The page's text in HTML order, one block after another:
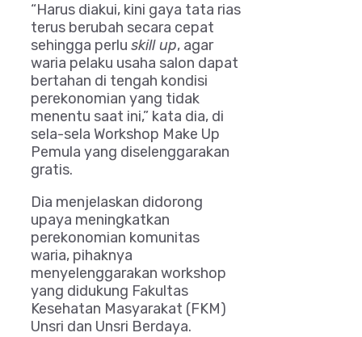
“Harus diakui, kini gaya tata rias
terus berubah secara cepat
sehingga perlu skill up, agar
waria pelaku usaha salon dapat
bertahan di tengah kondisi
perekonomian yang tidak
menentu saat ini,” kata dia, di
sela-sela Workshop Make Up
Pemula yang diselenggarakan
gratis.
Dia menjelaskan didorong
upaya meningkatkan
perekonomian komunitas
waria, pihaknya
menyelenggarakan workshop
yang didukung Fakultas
Kesehatan Masyarakat (FKM)
Unsri dan Unsri Berdaya.